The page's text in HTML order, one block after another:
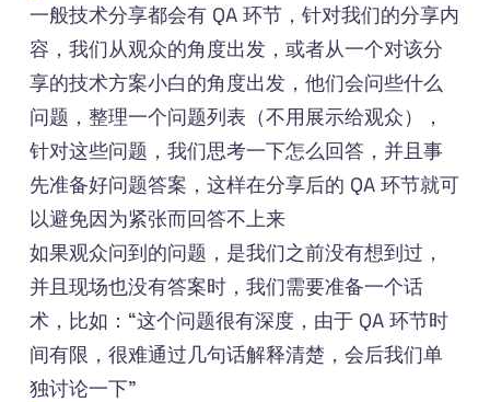
一般技术分享都会有 QA 环节，针对我们的分享内
容，我们从观众的角度出发，或者从一个对该分
享的技术方案小白的角度出发，他们会问些什么
问题，整理一个问题列表（不用展示给观众），
针对这些问题，我们思考一下怎么回答，并且事
先准备好问题答案，这样在分享后的 QA 环节就可
以避免因为紧张而回答不上来
如果观众问到的问题，是我们之前没有想到过，
并且现场也没有答案时，我们需要准备一个话
术，比如：“这个问题很有深度，由于 QA 环节时
间有限，很难通过几句话解释清楚，会后我们单
独讨论一下”